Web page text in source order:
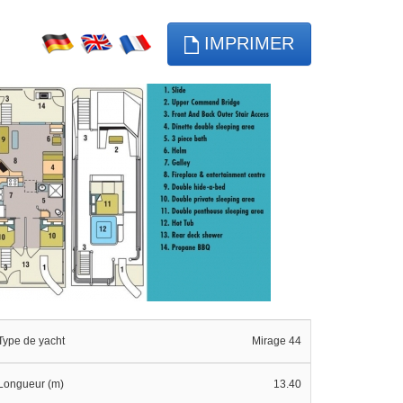
IMPRIMER
de yacht Mirage 44
(m) 13.40